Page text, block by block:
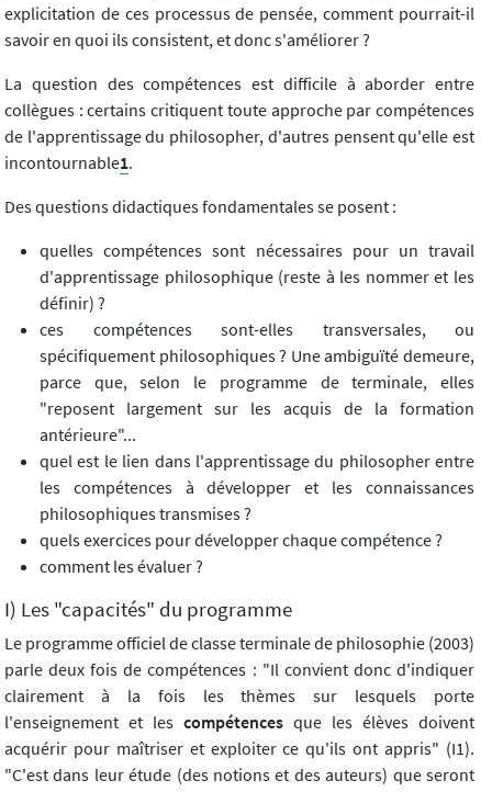
explicitation de ces processus de pensée, comment pourrait-il
savoir en quoi ils consistent, et donc s'améliorer ?
La question des compétences est difficile à aborder entre
collègues : certains critiquent toute approche par compétences
de l'apprentissage du philosopher, d'autres pensent qu'elle est
incontournable1.
Des questions didactiques fondamentales se posent :
quelles compétences sont nécessaires pour un travail
d'apprentissage philosophique (reste à les nommer et les
définir) ?
ces compétences sont-elles transversales, ou
spécifiquement philosophiques ? Une ambiguïté demeure,
parce que, selon le programme de terminale, elles
"reposent largement sur les acquis de la formation
antérieure"...
quel est le lien dans l'apprentissage du philosopher entre
les compétences à développer et les connaissances
philosophiques transmises ?
quels exercices pour développer chaque compétence ?
comment les évaluer ?
I) Les "capacités" du programme
Le programme officiel de classe terminale de philosophie (2003)
parle deux fois de compétences : "Il convient donc d'indiquer
clairement à la fois les thèmes sur lesquels porte
l'enseignement et les compétences que les élèves doivent
acquérir pour maîtriser et exploiter ce qu'ils ont appris" (I1).
"C'est dans leur étude (des notions et des auteurs) que seront